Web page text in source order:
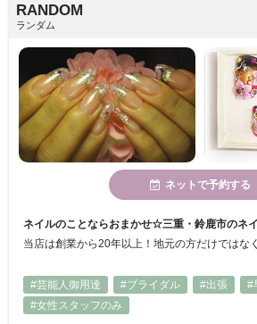
RANDOM
ランダム
ネットで予約する
ネイルのことならおまかせ☆三重・鈴鹿市のネ
#芸能人御用達
#ブライダル #出張
#
#女性スタッフのみ